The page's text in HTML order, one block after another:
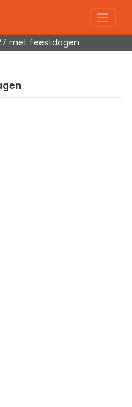
met feestdagen